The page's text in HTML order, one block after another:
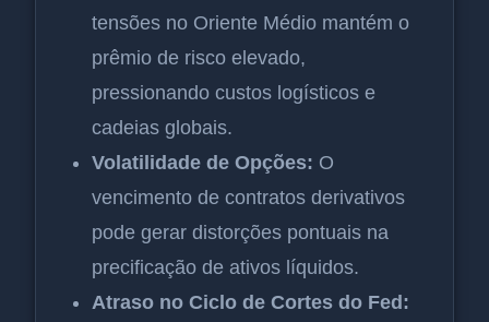
tensões no Oriente Médio mantém o
prêmio de risco elevado,
pressionando custos logísticos e
cadeias globais.
Volatilidade de Opções: O
vencimento de contratos derivativos
pode gerar distorções pontuais na
precificação de ativos líquidos.
Atraso no Ciclo de Cortes do Fed: